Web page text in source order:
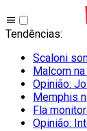
Tendências:
Scaloni
Malcom
Opinião:
Memphis
Fla
Opinião: